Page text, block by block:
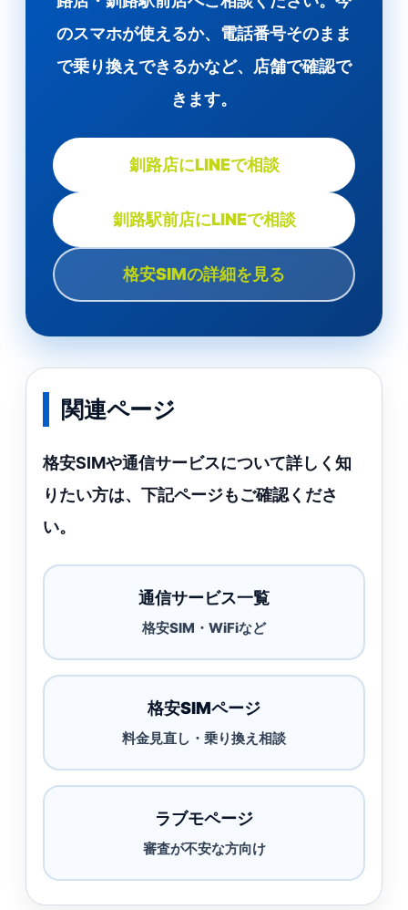
のスマホが使えるか、電話番号そのまま
で乗り換えできるかなど、店舗で確認で
きます。
釧路店にLINEで相談
釧路駅前店にLINEで相談
格安SIMの詳細を見る
関連ページ
格安SIMや通信サービスについて詳しく知
りたい方は、下記ページもご確認くださ
い。
通信サービス一覧
格安SIM・WiFiなど
格安SIMページ
料金見直し・乗り換え相談
ラブモページ
審査が不安な方向け